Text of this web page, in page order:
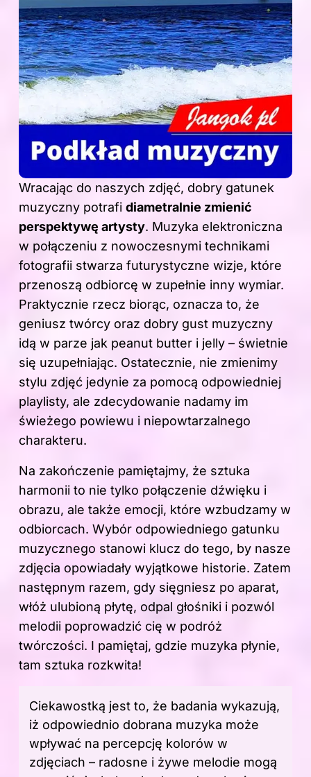
Wracając do naszych zdjęć, dobry gatunek
muzyczny potrafi diametralnie zmienić
perspektywę artysty. Muzyka elektroniczna
w połączeniu z nowoczesnymi technikami
fotografii stwarza futurystyczne wizje, które
przenoszą odbiorcę w zupełnie inny wymiar.
Praktycznie rzecz biorąc, oznacza to, że
geniusz twórcy oraz dobry gust muzyczny
idą w parze jak peanut butter i jelly – świetnie
się uzupełniając. Ostatecznie, nie zmienimy
stylu zdjęć jedynie za pomocą odpowiedniej
playlisty, ale zdecydowanie nadamy im
świeżego powiewu i niepowtarzalnego
charakteru.
Na zakończenie pamiętajmy, że sztuka
harmonii to nie tylko połączenie dźwięku i
obrazu, ale także emocji, które wzbudzamy w
odbiorcach. Wybór odpowiedniego gatunku
muzycznego stanowi klucz do tego, by nasze
zdjęcia opowiadały wyjątkowe historie. Zatem
następnym razem, gdy sięgniesz po aparat,
włóż ulubioną płytę, odpal głośniki i pozwól
melodii poprowadzić cię w podróż
twórczości. I pamiętaj, gdzie muzyka płynie,
tam sztuka rozkwita!
Ciekawostką jest to, że badania wykazują,
iż odpowiednio dobrana muzyka może
wpływać na percepcję kolorów w
zdjęciach – radosne i żywe melodie mogą